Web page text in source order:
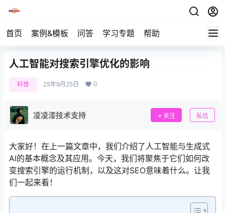
首页 案例&模板 问答 学习专题 帮助
人工智能对搜索引擎优化的影响
科普 25年9月25日 0
凌凌漆技术支持 关注 私信
大家好！在上一篇文章中，我们介绍了人工智能与生成式
AI的基本概念及其应用。今天，我们将聚焦于它们如何改
变搜索引擎的运行机制，以及这对SEO意味着什么。让我
们一起来看！